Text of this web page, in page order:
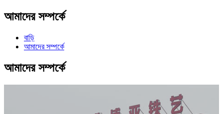
আমাদের সম্পর্কে
বাড়ি
আমাদের সম্পর্কে
আমাদের সম্পর্কে